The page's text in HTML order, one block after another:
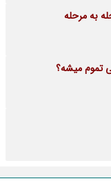
به مرحله